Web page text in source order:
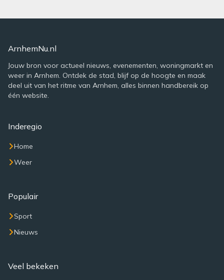
ArnhemNu.nl
Jouw bron voor actueel nieuws, evenementen, woningmarkt en
weer in Arnhem. Ontdek de stad, blijf op de hoogte en maak
deel uit van het ritme van Arnhem, alles binnen handbereik op
één website.
Inderegio
Home
Weer
Populair
Sport
Nieuws
Veel bekeken